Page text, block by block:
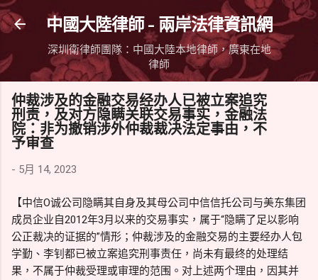
跳到主要內容
中國大陸律師 - 兩岸法律資訊網
深圳衛律師團隊：中國大陸本地律師，廣東在地
律師
仲裁涉及的金融交易经办人已被立案追究
刑责，及对方隐瞒关联交易事实，金融法
院：非为撤销涉外仲裁裁决法定事由，不
予审查
- 5月 14, 2023
【中信O诚公司隐瞒其自身及其母公司中信信托公司与美东集团
成员企业自2012年3月以来的交易事实，属于“隐瞒了足以影响
公正裁决的证据的”情形；仲裁涉及的金融交易的主要经办人包
学勤、李钊都已被立案追究刑事责任，尚未有最终的处理结
果，不属于仲裁受理或审理的范围。对上述两个理由，因其并